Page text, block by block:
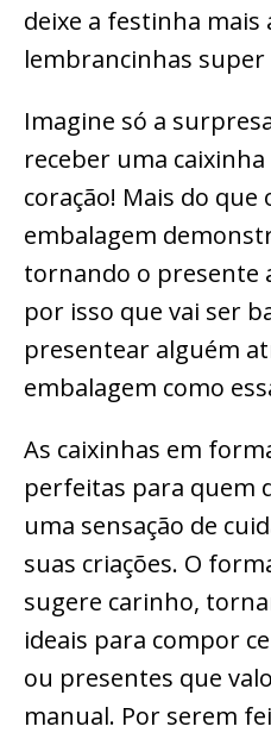
deixe a festinha mais
lembrancinhas super
Imagine só a
receber uma
coração! Mais do que
embalagem
tornando o presente
por isso que vai ser
presentear alguém
embalagem como
As caixinhas em
perfeitas para quem
uma sensação de
suas criações. O
sugere carinho,
ideais para compor
ou presentes que
manual. Por serem